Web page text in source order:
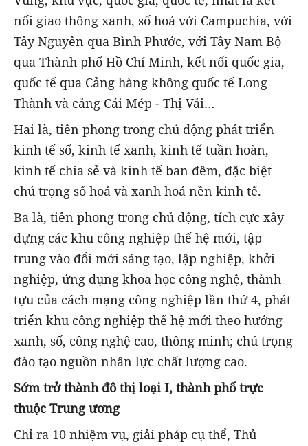
nối giao thông xanh, số hoá với Campuchia, với
Tây Nguyên qua Bình Phước, với Tây Nam Bộ
qua Thành phố Hồ Chí Minh, kết nối quốc gia,
quốc tế qua Cảng hàng không quốc tế Long
Thành và cảng Cái Mép - Thị Vải…
Hai là, tiên phong trong chủ động phát triển
kinh tế số, kinh tế xanh, kinh tế tuần hoàn,
kinh tế chia sẻ và kinh tế ban đêm, đặc biệt
chú trọng số hoá và xanh hoá nền kinh tế.
Ba là, tiên phong trong chủ động, tích cực xây
dựng các khu công nghiệp thế hệ mới, tập
trung vào đổi mới sáng tạo, lập nghiệp, khởi
nghiệp, ứng dụng khoa học công nghệ, thành
tựu của cách mạng công nghiệp lần thứ 4, phát
triển khu công nghiệp thế hệ mới theo hướng
xanh, số, công nghệ cao, thông minh; chú trọng
đào tạo nguồn nhân lực chất lượng cao.
Sớm trở thành đô thị loại I, thành phố trực
thuộc Trung ương
Chỉ ra 10 nhiệm vụ, giải pháp cụ thể, Thủ